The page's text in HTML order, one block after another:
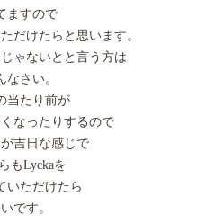
ますので
だけたらと思います。
ゃないとと言う方は
なさい。
当たり前が
なったりするので
吉日な感じで
もLyckaを
いただけたら
です。